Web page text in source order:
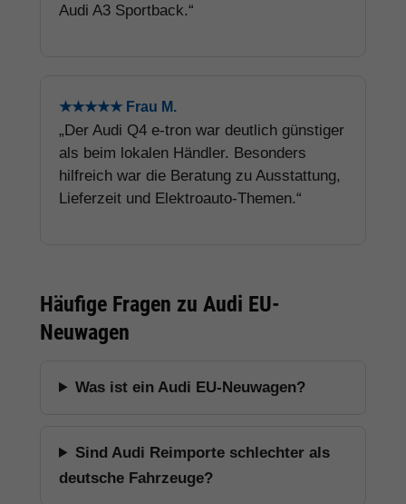
Audi A3 Sportback.“
★★★★★ Frau M.
„Der Audi Q4 e-tron war deutlich günstiger
als beim lokalen Händler. Besonders
hilfreich war die Beratung zu Ausstattung,
Lieferzeit und Elektroauto-Themen.“
Häufige Fragen zu Audi EU-
Neuwagen
Was ist ein Audi EU-Neuwagen?
Sind Audi Reimporte schlechter als
deutsche Fahrzeuge?